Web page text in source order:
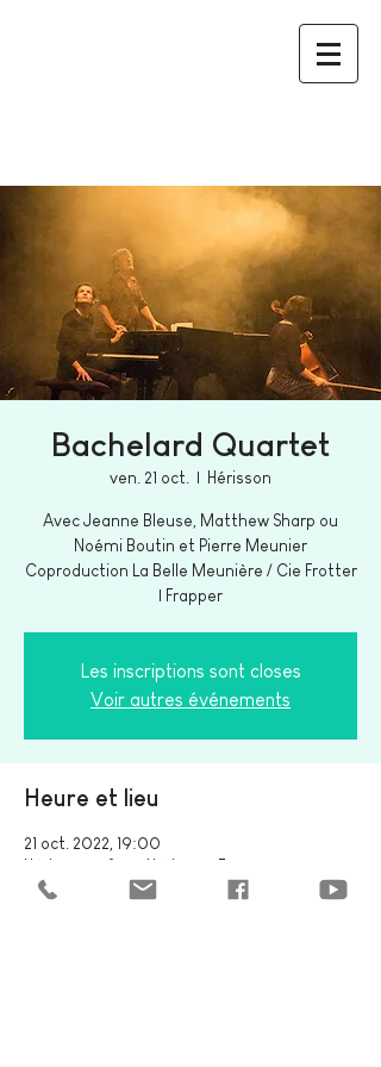
Bachelard Quartet
ven. 21 oct.
  |
Hérisson
Avec Jeanne Bleuse, Matthew Sharp ou
Noémi Boutin et Pierre Meunier
Coproduction La Belle Meunière / Cie Frotter
Les inscriptions sont closes
Voir autres événements
Heure et lieu
21 oct. 2022, 19:00
Hérisson, 03190 Hérisson, France